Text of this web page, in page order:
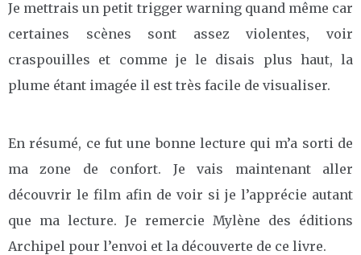
Je mettrais un petit trigger warning quand même car
certaines scènes sont assez violentes, voir
craspouilles et comme je le disais plus haut, la
plume étant imagée il est très facile de visualiser.
En résumé, ce fut une bonne lecture qui m’a sorti de
ma zone de confort. Je vais maintenant aller
découvrir le film afin de voir si je l’apprécie autant
que ma lecture. Je remercie Mylène des éditions
Archipel pour l’envoi et la découverte de ce livre.